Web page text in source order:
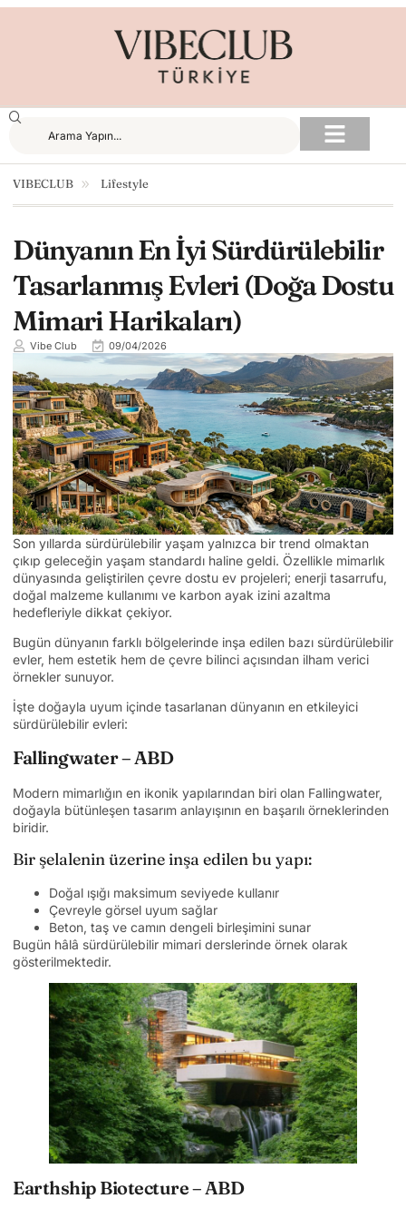
VIBECLUB Lifestyle
Dünyanın En İyi Sürdürülebilir
Tasarlanmış Evleri (Doğa Dostu
Mimari Harikaları)
Vibe Club 09/04/2026
Son yıllarda sürdürülebilir yaşam yalnızca bir trend olmaktan
çıkıp geleceğin yaşam standardı haline geldi. Özellikle mimarlık
dünyasında geliştirilen çevre dostu ev projeleri; enerji tasarrufu,
doğal malzeme kullanımı ve karbon ayak izini azaltma
hedefleriyle dikkat çekiyor.
Bugün dünyanın farklı bölgelerinde inşa edilen bazı sürdürülebilir
evler, hem estetik hem de çevre bilinci açısından ilham verici
örnekler sunuyor.
İşte doğayla uyum içinde tasarlanan dünyanın en etkileyici
sürdürülebilir evleri:
Fallingwater – ABD
Modern mimarlığın en ikonik yapılarından biri olan Fallingwater,
doğayla bütünleşen tasarım anlayışının en başarılı örneklerinden
biridir.
Bir şelalenin üzerine inşa edilen bu yapı:
Doğal ışığı maksimum seviyede kullanır
Çevreyle görsel uyum sağlar
Beton, taş ve camın dengeli birleşimini sunar
Bugün hâlâ sürdürülebilir mimari derslerinde örnek olarak
gösterilmektedir.
Earthship Biotecture – ABD